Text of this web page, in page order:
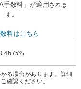
手数料」が適用されま
す。
数料はこちら
る場合があります。詳細
確認ください。